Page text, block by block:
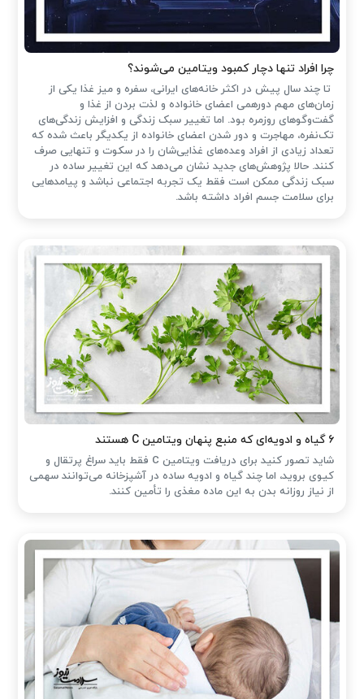
چرا افراد تنها دچار کمبود ویتامین می‌شوند؟
تا چند سال پیش در اکثر خانه‌های ایرانی، سفره و میز غذا یکی از
زمان‌های مهم دورهمی اعضای خانواده و لذت بردن از غذا و
گفت‌وگوهای روزمره بود. اما تغییر سبک زندگی و افزایش زندگی‌های
تک‌نفره، مهاجرت و دور شدن اعضای خانواده از یکدیگر باعث شده که
تعداد زیادی از افراد وعده‌های غذایی‌شان را در سکوت و تنهایی صرف
کنند. حالا پژوهش‌های جدید نشان می‌دهد که این تغییر ساده در
سبک زندگی ممکن است فقط یک تجربه اجتماعی نباشد و پیامدهایی
برای سلامت جسم افراد داشته باشد.
۶ گیاه و ادویه‌ای که منبع پنهان ویتامین C هستند
شاید تصور کنید برای دریافت ویتامین C فقط باید سراغ پرتقال و
کیوی بروید، اما چند گیاه و ادویه ساده در آشپزخانه می‌توانند سهمی
از نیاز روزانه بدن به این ماده مغذی را تأمین کنند.